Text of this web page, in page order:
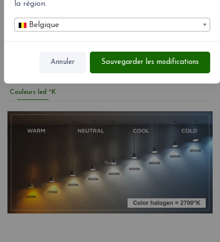
la région.
Belgique
Annuler Sauvegarder les modifications
Couleurs led °K